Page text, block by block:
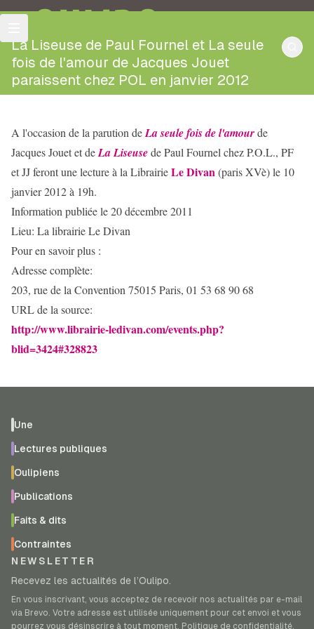
OULIPO
La Liseuse de Paul Fournel et La seule
fois de l'amour de Jacques Jouet
paraissent chez POL en janvier 2012
A l'occasion de la parution deLa seule fois de l'amourde
Jacques Jouet et deLa Liseusede Paul Fournel chez P.O.L., PF
et JJ feront une lecture à la LibrairieLe Divan(paris XVè) le 10
janvier 2012 à 19h.
Information publiée le 20 décembre 2011
Lieu: La librairie Le Divan
Pour en savoir plus :
Adresse complète:
203, rue de la Convention 75015 Paris, 01 53 68 90 68
URL de la source:
http://www.librairie-ledivan.com/events.php?
blid=3424#328823
Une
Lectures publiques
Oulipiens
Publications
Faits & dits
Contraintes
NEWSLETTER
Recevez les actualités de l’Oulipo.
En vous inscrivant, vous acceptez de recevoir nos actualités par e-mail
via Brevo. Votre adresse est utilisée uniquement pour cet envoi et vous
pourrez vous désinscrire à tout moment. Politique de confidentialité.